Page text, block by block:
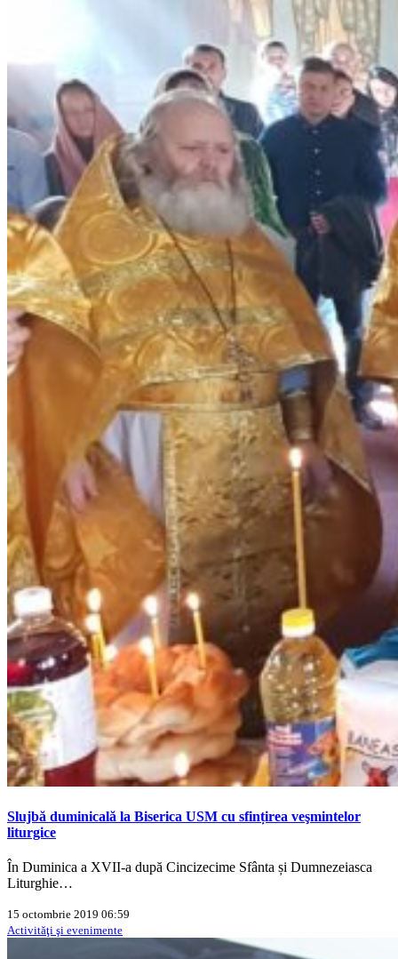
Slujbă duminicală la Biserica USM cu sfințirea veşmintelor
liturgice
În Duminica a XVII-a după Cincizecime Sfânta și Dumnezeiasca
Liturghie…
15 octombrie 2019 06:59
Activităţi şi evenimente